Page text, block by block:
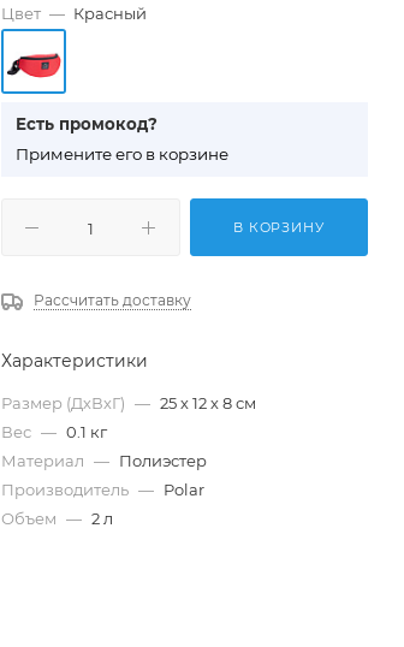
Цвет — Красный
Есть промокод?
Примените его в корзине
В КОРЗИНУ
Рассчитать доставку
Характеристики
Размер (ДхВхГ) — 25 х 12 х 8 см
Вес — 0.1 кг
Материал — Полиэстер
Производитель — Polar
Объем — 2 л